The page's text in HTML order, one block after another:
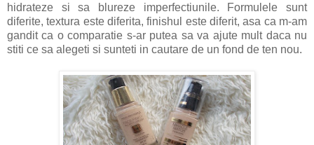
hidrateze si sa blureze imperfectiunile. Formulele sunt
diferite, textura este diferita, finishul este diferit, asa ca m-am
gandit ca o comparatie s-ar putea sa va ajute mult daca nu
stiti ce sa alegeti si sunteti in cautare de un fond de ten nou.